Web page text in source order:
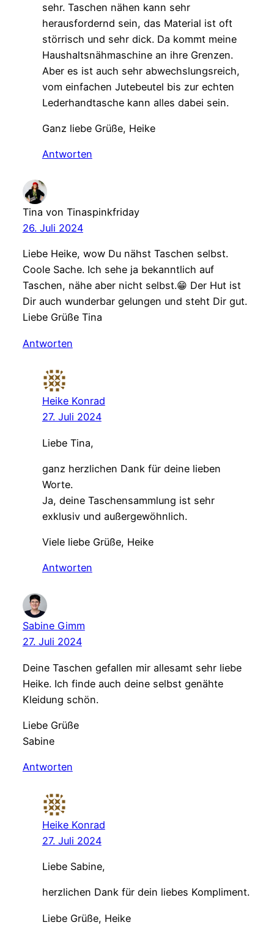
sehr. Taschen nähen kann sehr
herausfordernd sein, das Material ist oft
störrisch und sehr dick. Da kommt meine
Haushaltsnähmaschine an ihre Grenzen.
Aber es ist auch sehr abwechslungsreich,
vom einfachen Jutebeutel bis zur echten
Lederhandtasche kann alles dabei sein.
Ganz liebe Grüße, Heike
Antworten
Tina von Tinaspinkfriday
26. Juli 2024
Liebe Heike, wow Du nähst Taschen selbst.
Coole Sache. Ich sehe ja bekanntlich auf
Taschen, nähe aber nicht selbst.😁 Der Hut ist
Dir auch wunderbar gelungen und steht Dir gut.
Liebe Grüße Tina
Antworten
Heike Konrad
27. Juli 2024
Liebe Tina,
ganz herzlichen Dank für deine lieben
Worte.
Ja, deine Taschensammlung ist sehr
exklusiv und außergewöhnlich.
Viele liebe Grüße, Heike
Antworten
Sabine Gimm
27. Juli 2024
Deine Taschen gefallen mir allesamt sehr liebe
Heike. Ich finde auch deine selbst genähte
Kleidung schön.
Liebe Grüße
Sabine
Antworten
Heike Konrad
27. Juli 2024
Liebe Sabine,
herzlichen Dank für dein liebes Kompliment.
Liebe Grüße, Heike